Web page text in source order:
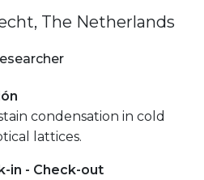
The Netherlands
condensation in cold
lattices.
in - Check-out